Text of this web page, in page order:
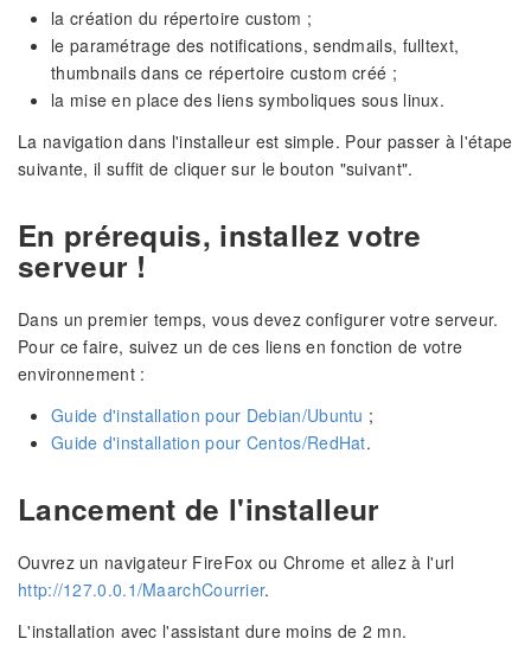
la création du répertoire custom ;
le paramétrage des notifications, sendmails, fulltext,
thumbnails dans ce répertoire custom créé ;
la mise en place des liens symboliques sous linux.
La navigation dans l'installeur est simple. Pour passer à l'étape
suivante, il suffit de cliquer sur le bouton "suivant".
En prérequis, installez votre
serveur !
Dans un premier temps, vous devez configurer votre serveur.
Pour ce faire, suivez un de ces liens en fonction de votre
environnement :
Guide d'installation pour Debian/Ubuntu ;
Guide d'installation pour Centos/RedHat.
Lancement de l'installeur
Ouvrez un navigateur FireFox ou Chrome et allez à l'url
http://127.0.0.1/MaarchCourrier.
L'installation avec l'assistant dure moins de 2 mn.